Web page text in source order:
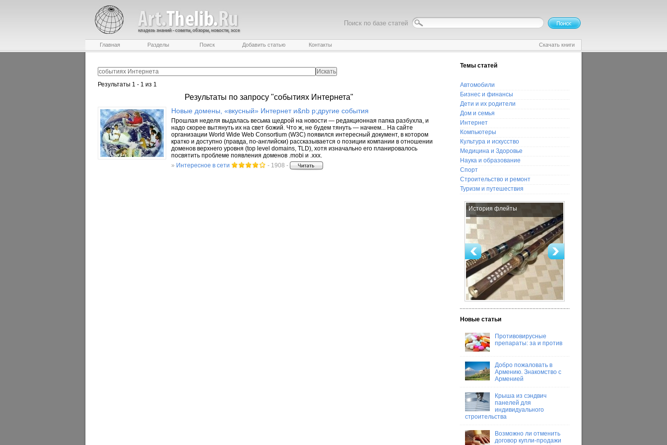
Поиск по базе статей
Главная Разделы Поиск Добавить статью Контакты Скачать книги
Результаты 1 - 1 из 1
Результаты по запросу "событиях Интернета"
Новые домены, «вкусный» Интернети&nb p;другие события
Прошлая неделя выдалась весьма щедрой на новости — редакционная папка разбухла, и
надо скорее вытянуть их на свет божий. Что ж, не будем тянуть — начнем... На сайте
организации World Wide Web Consortium (W3C) появился интересный документ, в котором
кратко и доступно (правда, по-английски) рассказывается о позиции компании в отношении
доменов верхнего уровня (top level domains, TLD), хотя изначально его планировалось
посвятить проблеме появления доменов .mobi и .xxx.
» Интересное в сети - 1908 -
Темы статей
Автомобили
Бизнес и финансы
Дети и их родители
Дом и семья
Интернет
Компьютеры
Культура и искусство
Медицина и Здоровье
Наука и образование
Спорт
Строительство и ремонт
Туризм и путешествия
История флейты
Новые статьи
Противовирусные
препараты: за и против
Добро пожаловать в
Армению. Знакомство с
Арменией
Крыша из сэндвич
панелей для
индивидуального
строительства
Возможно ли отменить
договор купли-продажи